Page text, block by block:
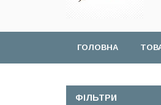
ГОЛОВНА
ФІЛЬТРИ